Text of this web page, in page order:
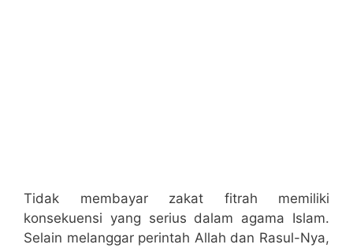
Tidak membayar zakat fitrah memiliki
konsekuensi yang serius dalam agama Islam.
Selain melanggar perintah Allah dan Rasul-Nya,